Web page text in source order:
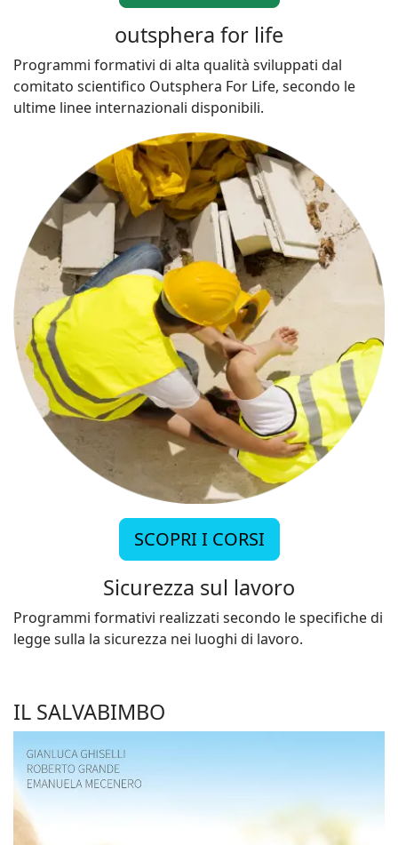
outsphera for life
Programmi formativi di alta qualità sviluppati dal
comitato scientifico Outsphera For Life, secondo le
ultime linee internazionali disponibili.
SCOPRI I CORSI
Sicurezza sul lavoro
Programmi formativi realizzati secondo le specifiche di
legge sulla la sicurezza nei luoghi di lavoro.
IL SALVABIMBO